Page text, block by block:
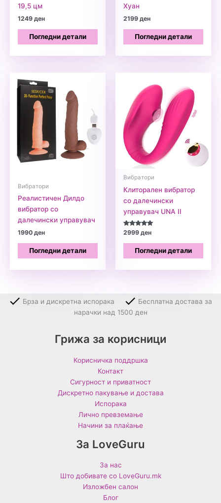
19,5 цм
1249ден
Погледни детали
Хуан
2199ден
Погледни детали
Вибратори
Реалистичен Дилдо
вибратор со
далечински управувач
1990ден
Погледни детали
Вибратори
Клиторален вибратор
со далечински
управувач UNA II
Оценето
од 5
2999ден
Погледни детали
Брза и дискретна испорака
Бесплатна достава за
нарачки над 1500 ден
Грижа за корисници
Корисничка поддршка
Контакт
Сигурност и приватност
Дискретно пакување и достава
Испорака
Лично превземање
Начини за плаќање
За LoveGuru
За нас
Што добивате со LoveGuru.mk
Изложбен салон
Блог